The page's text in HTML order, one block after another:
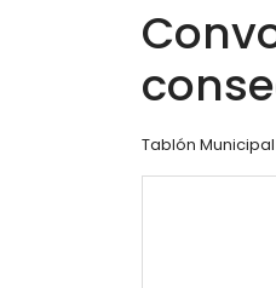
Tablón Municipal